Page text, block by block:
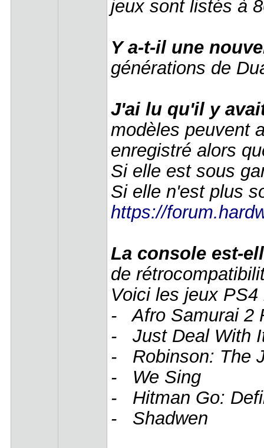
jeux sont listés à
Y a-t-il une
générations de
J'ai lu qu'il y
modèles peuvent
enregistré alors
Si elle est sous
Si elle n'est plus
https://
La console est-
de
Voici les jeux
- Afro Samurai 2
- Just Deal With
- Robinson: The
- We Sing
- Hitman Go:
- Shadwen